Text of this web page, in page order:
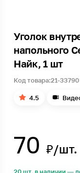
Уголок
напольного
Найк, 1 шт
Код товара:21-33790
4.5
70 ₽/шт.